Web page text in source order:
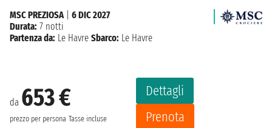
da 653 €
prezzo per persona Tasse incluse
Dettagli
Prenota
MSC PREZIOSA| 6 DIC 2027
Durata: 7 notti
Partenza da: Le Havre Sbarco: Le Havre